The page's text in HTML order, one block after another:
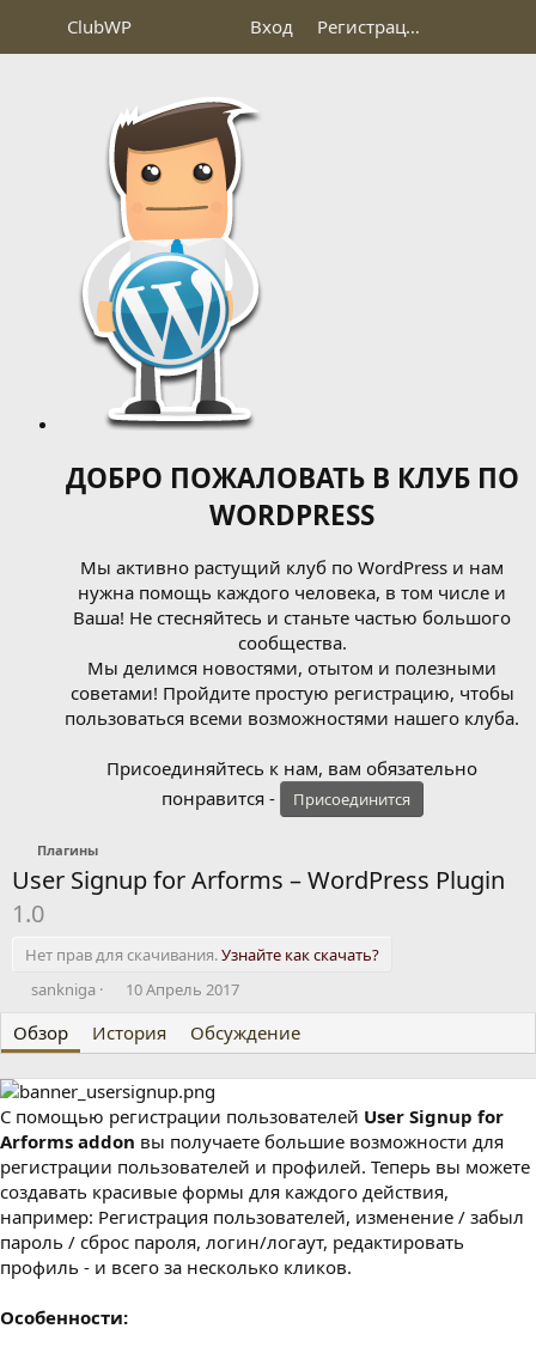
ClubWP Вход Регистрация
ДОБРО ПОЖАЛОВАТЬ В КЛУБ ПО
WORDPRESS
Мы активно растущий клуб по WordPress и нам
нужна помощь каждого человека, в том числе и
Ваша! Не стесняйтесь и станьте частью большого
сообщества.
Мы делимся новостями, отытом и полезными
советами! Пройдите простую регистрацию, чтобы
пользоваться всеми возможностями нашего клуба.
Присоединяйтесь к нам, вам обязательно
понравится -
Присоединится
Плагины
User Signup for Arforms – WordPress Plugin
1.0
Нет прав для скачивания.Узнайте как скачать?
А
т
о
р
sankniga
Д
т
а
с
о
з
д
а
и
я
10 Апрель 2017
Обзор История Обсуждение
С помощью регистрации пользователей User Signup for
Arforms addon вы получаете большие возможности для
регистрации пользователей и профилей. Теперь вы можете
создавать красивые формы для каждого действия,
например: Регистрация пользователей, изменение / забыл
пароль / сброс пароля, логин/логаут, редактировать
профиль - и всего за несколько кликов.
Особенности: